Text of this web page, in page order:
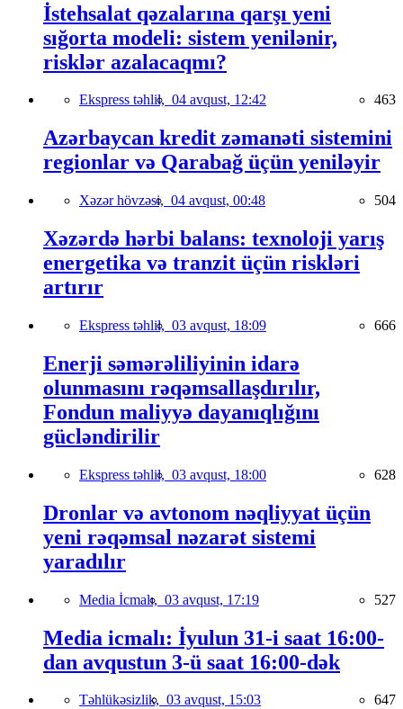
İstehsalat qəzalarına qarşı yeni
sığorta modeli: sistem yenilənir,
risklər azalacaqmı?
Ekspress təhlil, 04 avqust, 12:42 463
Azərbaycan kredit zəmanəti sistemini
regionlar və Qarabağ üçün yeniləyir
Xəzər hövzəsi, 04 avqust, 00:48 504
Xəzərdə hərbi balans: texnoloji yarış
energetika və tranzit üçün riskləri
artırır
Ekspress təhlil, 03 avqust, 18:09 666
Enerji səmərəliliyinin idarə
olunmasını rəqəmsallaşdırılır,
Fondun maliyyə dayanıqlığını
gücləndirilir
Ekspress təhlil, 03 avqust, 18:00 628
Dronlar və avtonom nəqliyyat üçün
yeni rəqəmsal nəzarət sistemi
yaradılır
Media İcmalı, 03 avqust, 17:19 527
Media icmalı: İyulun 31-i saat 16:00-
dan avqustun 3-ü saat 16:00-dək
Təhlükəsizlik, 03 avqust, 15:03 647